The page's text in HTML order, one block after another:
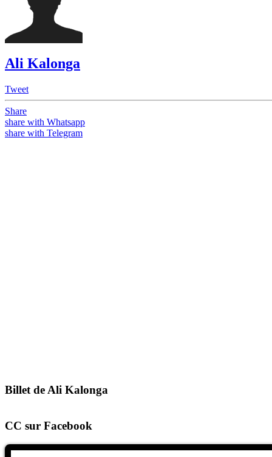
Ali Kalonga
Tweet
Share
share with Whatsapp
share with Telegram
Billet de Ali Kalonga
CC sur Facebook